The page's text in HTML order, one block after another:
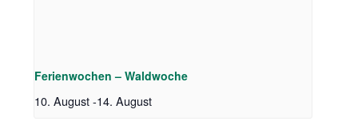
Ferienwochen – Waldwoche
10. August -14. August